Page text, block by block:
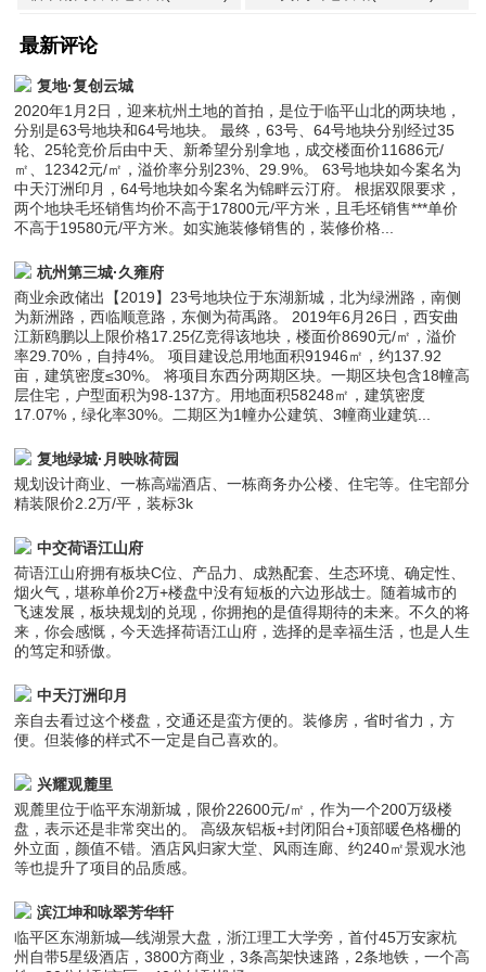
最新评论
复地·复创云城
2020年1月2日，迎来杭州土地的首拍，是位于临平山北的两块地，
分别是63号地块和64号地块。 最终，63号、64号地块分别经过35
轮、25轮竞价后由中天、新希望分别拿地，成交楼面价11686元/
㎡、12342元/㎡，溢价率分别23%、29.9%。 63号地块如今案名为
中天汀洲印月，64号地块如今案名为锦畔云汀府。 根据双限要求，
两个地块毛坯销售均价不高于17800元/平方米，且毛坯销售***单价
不高于19580元/平方米。如实施装修销售的，装修价格...
杭州第三城·久雍府
商业余政储出【2019】23号地块位于东湖新城，北为绿洲路，南侧
为新洲路，西临顺意路，东侧为荷禹路。 2019年6月26日，西安曲
江新鸥鹏以上限价格17.25亿竞得该地块，楼面价8690元/㎡，溢价
率29.70%，自持4%。 项目建设总用地面积91946㎡，约137.92
亩，建筑密度≤30%。 将项目东西分两期区块。一期区块包含18幢高
层住宅，户型面积为98-137方。用地面积58248㎡，建筑密度
17.07%，绿化率30%。二期区为1幢办公建筑、3幢商业建筑...
复地绿城·月映咏荷园
规划设计商业、一栋高端酒店、一栋商务办公楼、住宅等。住宅部分
精装限价2.2万/平，装标3k
中交荷语江山府
荷语江山府拥有板块C位、产品力、成熟配套、生态环境、确定性、
烟火气，堪称单价2万+楼盘中没有短板的六边形战士。随着城市的
飞速发展，板块规划的兑现，你拥抱的是值得期待的未来。不久的将
来，你会感慨，今天选择荷语江山府，选择的是幸福生活，也是人生
的笃定和骄傲。
中天汀洲印月
亲自去看过这个楼盘，交通还是蛮方便的。装修房，省时省力，方
便。但装修的样式不一定是自己喜欢的。
兴耀观麓里
观麓里位于临平东湖新城，限价22600元/㎡，作为一个200万级楼
盘，表示还是非常突出的。 高级灰铝板+封闭阳台+顶部暖色格栅的
外立面，颜值不错。酒店风归家大堂、风雨连廊、约240㎡景观水池
等也提升了项目的品质感。
滨江坤和咏翠芳华轩
临平区东湖新城—线湖景大盘，浙江理工大学旁，首付45万安家杭
州自带5星级酒店，3800方商业，3条高架快速路，2条地铁，一个高